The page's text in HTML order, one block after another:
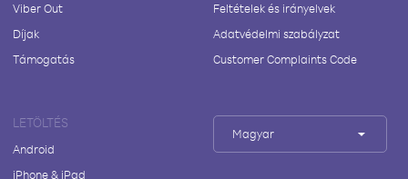
Viber Out
Díjak
Támogatás
Feltételek és irányelvek
Adatvédelmi szabályzat
Customer Complaints Code
LETÖLTÉS
Android
iPhone & iPad
Magyar